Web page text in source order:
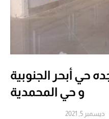
حي أبحر الجنوبية
و حي المحمدية
ديسمبر 5, 2021